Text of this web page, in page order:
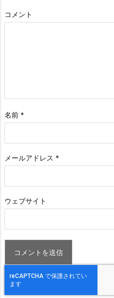
コメント
名前 *
メールアドレス *
ウェブサイト